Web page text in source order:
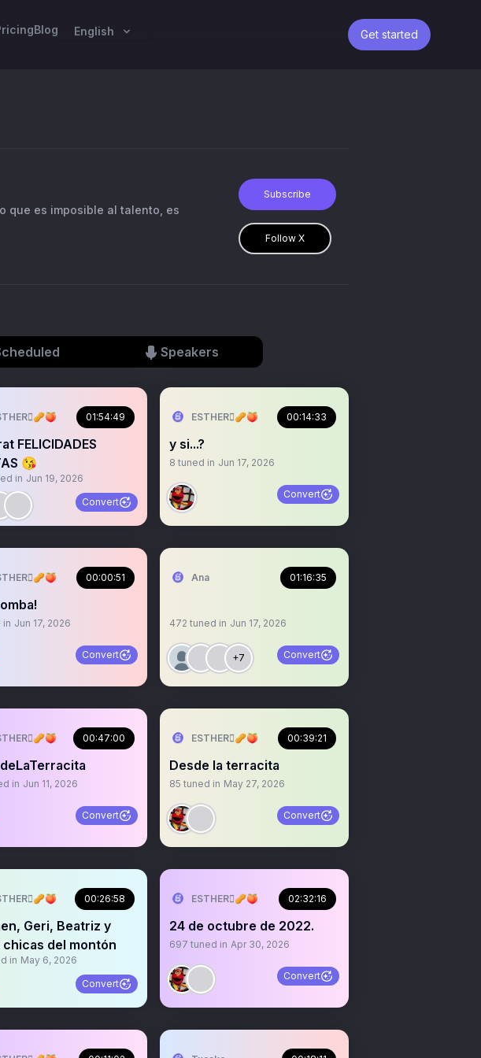
Blog English Get started
que es imposible al talento, es
Subscribe
Follow X
Speakers
01:54:49
FELICIDADES
😘
in Jun 19, 2026
Convert
ESTHER🫆🥜🍑 00:14:33
y si...?
8 tuned in Jun 17, 2026
Convert
00:00:51
in Jun 17, 2026
Convert
Ana 01:16:35
472 tuned in Jun 17, 2026
+7 Convert
00:47:00
in Jun 11, 2026
Convert
ESTHER🫆🥜🍑 00:39:21
Desde la terracita
85 tuned in May 27, 2026
Convert
00:26:58
Geri, Beatriz y
chicas del montón
in May 6, 2026
Convert
ESTHER🫆🥜🍑 02:32:16
24 de octubre de 2022.
697 tuned in Apr 30, 2026
Convert